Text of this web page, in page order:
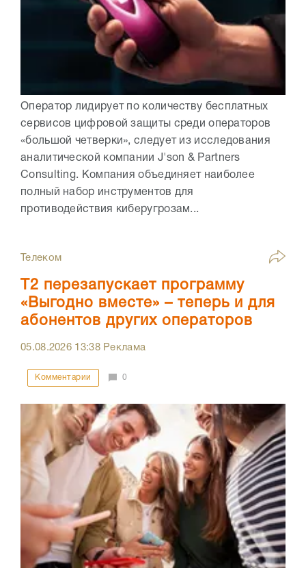
Оператор лидирует по количеству бесплатных
сервисов цифровой защиты среди операторов
«большой четверки», следует из исследования
аналитической компании J'son & Partners
Consulting. Компания объединяет наиболее
полный набор инструментов для
противодействия киберугрозам...
Телеком
Т2 перезапускает программу
«Выгодно вместе» – теперь и для
абонентов других операторов
05.08.2026 13:38Реклама
Комментарии 0